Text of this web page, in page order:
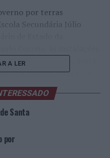
por terras
Secundária Júlio
Escolar de Lagos, nesta
a manhã, seria a vez
de Estado da
Administrativa, visitar o
no Edifício Paços
de destaque].
visitados, neste
e da Ação Climática,
A LER
Santa
por